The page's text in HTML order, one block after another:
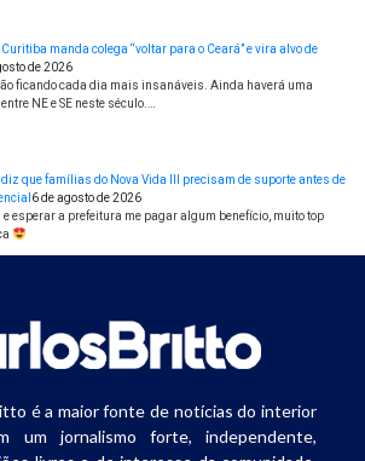
manda colega “voltar para o Ceará” e vira alvo de
de 2026
ficando cada dia mais insanáveis. Ainda haverá uma
NE e SE neste século.…
que famílias do Nova Vida III precisam de suporte antes de
6 de agosto de 2026
esperar a prefeitura me pagar algum benefício, muito top
é a maior fonte de notícias do interior
um jornalismo forte, independente,